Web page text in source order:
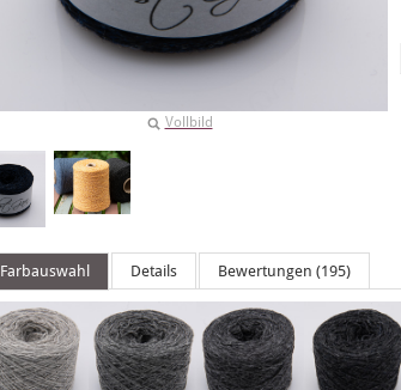
Vollbild
Farbauswahl Details Bewertungen (195)